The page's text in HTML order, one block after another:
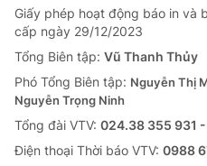
Giấy phép hoạt động báo in và
cấp ngày 29/12/2023
Tổng Biên tập: Vũ Thanh Thủy
Phó Tổng Biên tập: Nguyễn Thị
Nguyễn Trọng Ninh
Tổng đài VTV: 024.38 355 931
Ðiện thoại Thời báo VTV: 0988